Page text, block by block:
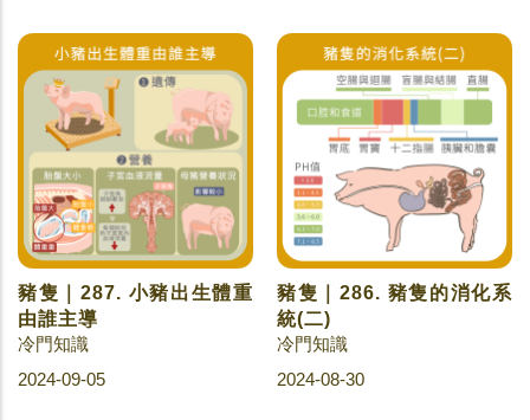
豬隻｜287. 小豬出生體重
由誰主導
冷門知識
2024-09-05
豬隻｜286. 豬隻的消化系
統(二)
冷門知識
2024-08-30